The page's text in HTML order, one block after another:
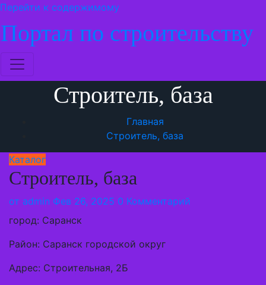
Перейти к содержимому
Портал по строительству
Строитель, база
Главная
Строитель, база
Каталог
Строитель, база
от admin Фев 26, 2025 0 Комментарий
город: Саранск
Район: Саранск городской округ
Адрес: Строительная, 2Б